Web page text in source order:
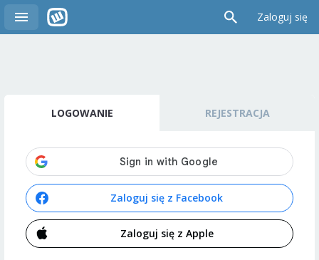
Zaloguj się
LOGOWANIE REJESTRACJA
Zaloguj się z Facebook
Zaloguj się z Apple